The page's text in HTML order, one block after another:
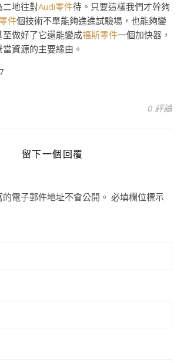
二地往對Audi零件待。只要這樣我們才幹夠
件個技術不單能夠進進試驗場，也能夠變
做好了它還能變成福斯零件一個加快器，
資源的主要緣由。
0 評論
留下一個回覆
電子郵件地址不會公開。 必填欄位標示